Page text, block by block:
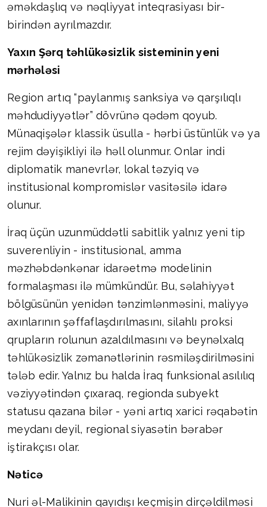
əməkdaşlıq və nəqliyyat inteqrasiyası bir-
birindən ayrılmazdır.
Yaxın Şərq təhlükəsizlik sisteminin yeni
mərhələsi
Region artıq “paylanmış sanksiya və qarşılıqlı
məhdudiyyətlər” dövrünə qədəm qoyub.
Münaqişələr klassik üsulla - hərbi üstünlük və ya
rejim dəyişikliyi ilə həll olunmur. Onlar indi
diplomatik manevrlər, lokal təzyiq və
institusional kompromislər vasitəsilə idarə
olunur.
İraq üçün uzunmüddətli sabitlik yalnız yeni tip
suverenliyin - institusional, amma
məzhəbdənkənar idarəetmə modelinin
formalaşması ilə mümkündür. Bu, səlahiyyət
bölgüsünün yenidən tənzimlənməsini, maliyyə
axınlarının şəffaflaşdırılmasını, silahlı proksi
qrupların rolunun azaldılmasını və beynəlxalq
təhlükəsizlik zəmanətlərinin rəsmiləşdirilməsini
tələb edir. Yalnız bu halda İraq funksional asılılıq
vəziyyətindən çıxaraq, regionda subyekt
statusu qazana bilər - yəni artıq xarici rəqabətin
meydanı deyil, regional siyasətin bərabər
iştirakçısı olar.
Nəticə
Nuri əl-Malikinin qayıdışı keçmişin dirçəldilməsi